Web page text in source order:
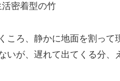
密着型の竹
ころ、静かに地面を割って
が、遅れて出てくる分、